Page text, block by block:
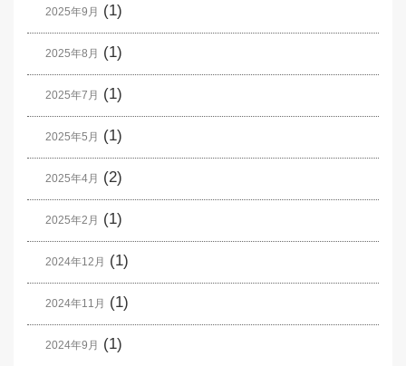
2025年9月 (1)
2025年8月 (1)
2025年7月 (1)
2025年5月 (1)
2025年4月 (2)
2025年2月 (1)
2024年12月 (1)
2024年11月 (1)
2024年9月 (1)